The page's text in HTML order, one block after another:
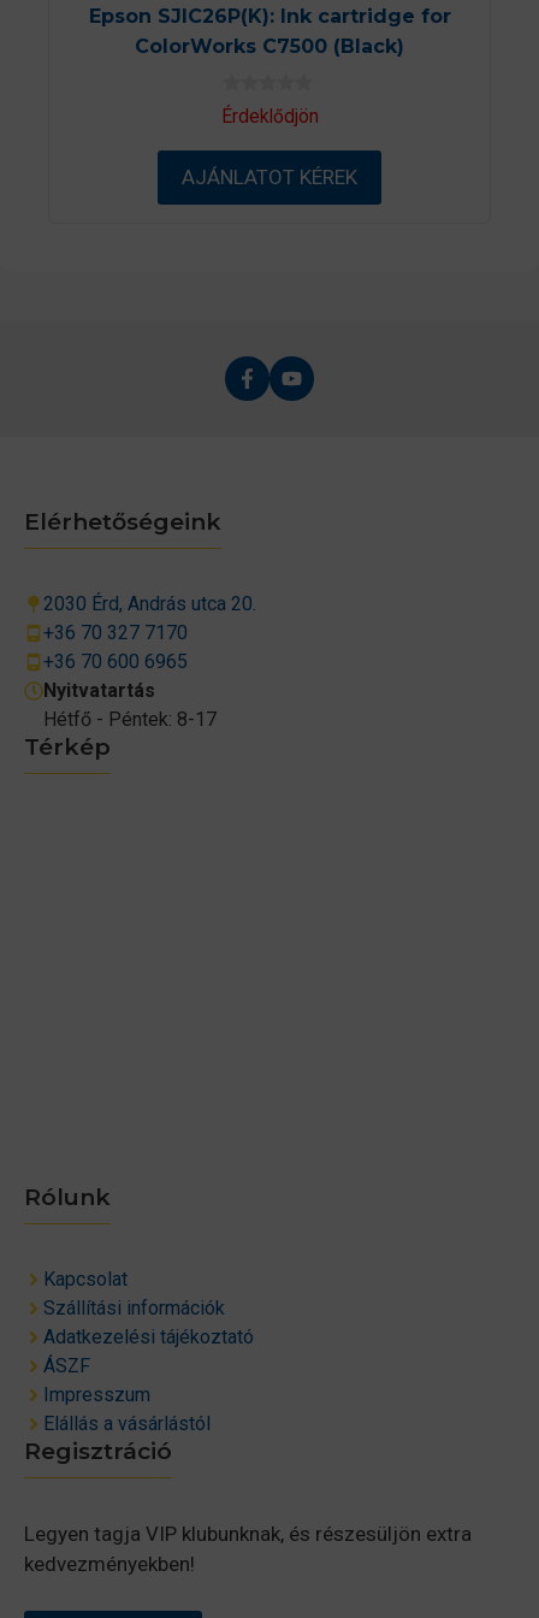
Epson SJIC26P(K): Ink cartridge for
ColorWorks C7500 (Black)
0
a
-
ő
Érdeklődjön
AJÁNLATOT KÉREK
Térkép
Rólunk
Kapcsolat
Szállítási információk
Adatkezelési tájékoztató
ÁSZF
Impresszum
Elállás a vásárlástól
Elérhetőségeink
2030 Érd, András utca 20.
+36 70 327 7170
+36 70 600 6965
Nyitvatartás
Hétfő - Péntek: 8-17
Regisztráció
Legyen tagja VIP klubunknak, és részesüljön extra
kedvezményekben!